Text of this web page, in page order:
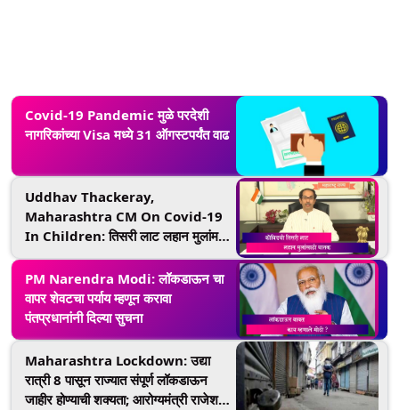
Covid-19 Pandemic मुळे परदेशी
नागरिकांच्या Visa मध्ये 31 ऑगस्टपर्यंत वाढ
Uddhav Thackeray,
Maharashtra CM On Covid-19
In Children: तिसरी लाट लहान मुलांमध्ये
येण्याची शक्यता
PM Narendra Modi: लॉकडाऊन चा
वापर शेवटचा पर्याय म्हणून करावा
पंतप्रधानांनी दिल्या सुचना
Maharashtra Lockdown: उद्या
रात्री 8 पासून राज्यात संपूर्ण लॉकडाऊन
जाहीर होण्याची शक्यता; आरोग्यमंत्री राजेश